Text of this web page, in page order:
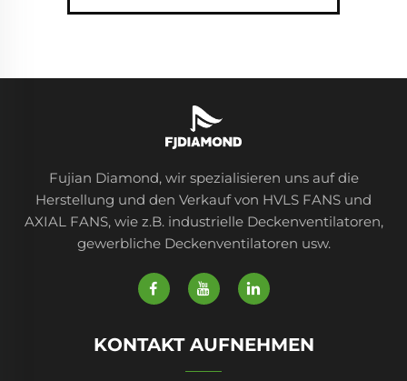
Fujian Diamond, wir spezialisieren uns auf die
Herstellung und den Verkauf von HVLS FANS und
AXIAL FANS, wie z.B. industrielle Deckenventilatoren,
gewerbliche Deckenventilatoren usw.
KONTAKT AUFNEHMEN